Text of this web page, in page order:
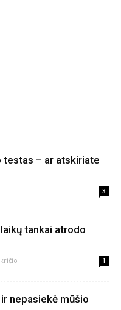
testas – ar atskiriate
3
tankai atrodo
1
nepasiekė mūšio